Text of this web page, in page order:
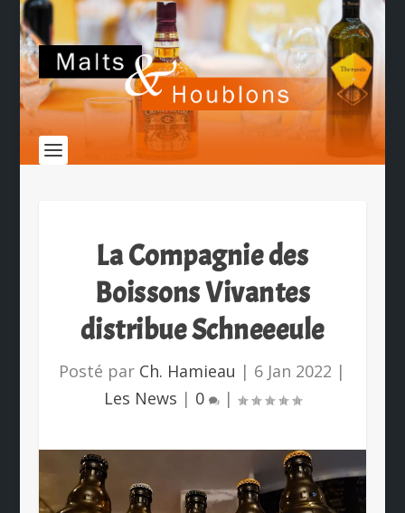
La Compagnie des
Boissons Vivantes
distribue Schneeeule
Posté par Ch. Hamieau | 6 Jan 2022 |
Les News | 0 |